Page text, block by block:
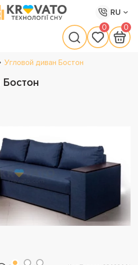
RU
0 0
Угловой диван Бостон